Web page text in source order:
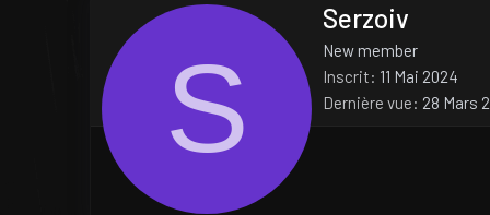
S
Serzoiv
New member
Inscrit
11 Mai 2024
Dernière vue
28 Mars